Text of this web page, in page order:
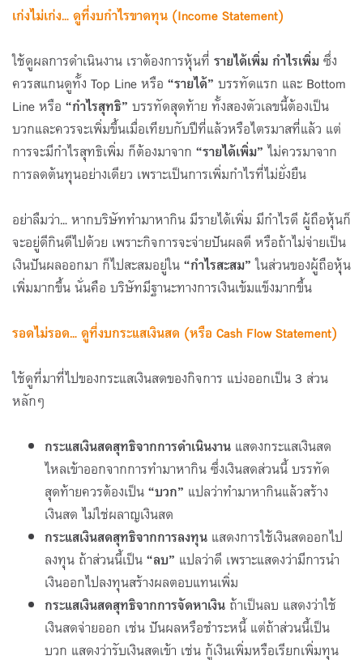
เก่งไม่เก่ง... ดูที่งบกำไรขาดทุน (Income Statement)
ใช้ดูผลการดำเนินงาน เราต้องการหุ้นที่ รายได้เพิ่ม กำไรเพิ่มซึ่ง
ควรสแกนดูทั้ง Top Line หรือ “รายได้” บรรทัดแรก และ Bottom
Line หรือ “กำไรสุทธิ” บรรทัดสุดท้าย ทั้งสองตัวเลขนี้ต้องเป็น
บวกและควรจะเพิ่มขึ้นเมื่อเทียบกับปีที่แล้วหรือไตรมาสที่แล้ว แต่
การจะมีกำไรสุทธิเพิ่ม ก็ต้องมาจาก “รายได้เพิ่ม”ไม่ควรมาจาก
การลดต้นทุนอย่างเดียว เพราะเป็นการเพิ่มกำไรที่ไม่ยั่งยืน
อย่าลืมว่า... หากบริษัททำมาหากิน มีรายได้เพิ่ม มีกำไรดี ผู้ถือหุ้นก็
จะอยู่ดีกินดีไปด้วย เพราะกิจการจะจ่ายปันผลดี หรือถ้าไม่จ่ายเป็น
เงินปันผลออกมา ก็ไปสะสมอยู่ใน“กำไรสะสม”ในส่วนของผู้ถือหุ้น
เพิ่มมากขึ้น นั่นคือ บริษัทมีฐานะทางการเงินเข้มแข็งมากขึ้น
รอดไม่รอด... ดูที่งบกระแสเงินสด (หรือ Cash Flow Statement)
ใช้ดูที่มาที่ไปของกระแสเงินสดของกิจการ แบ่งออกเป็น 3 ส่วน
หลักๆ
กระแสเงินสดสุทธิจากการดำเนินงาน แสดงกระแสเงินสด
ไหลเข้าออกจากการทำมาหากิน ซึ่งเงินสดส่วนนี้ บรรทัด
สุดท้ายควรต้องเป็น“บวก” แปลว่าทำมาหากินแล้วสร้าง
เงินสด ไม่ใช่ผลาญเงินสด
กระแสเงินสดสุทธิจากการลงทุน แสดงการใช้เงินสดออกไป
ลงทุน ถ้าส่วนนี้เป็น“ลบ” แปลว่าดี เพราะแสดงว่ามีการนำ
เงินออกไปลงทุนสร้างผลตอบแทนเพิ่ม
กระแสเงินสดสุทธิจากการจัดหาเงิน ถ้าเป็นลบ แสดงว่าใช้
เงินสดจ่ายออก เช่น ปันผลหรือชำระหนี้ แต่ถ้าส่วนนี้เป็น
บวก แสดงว่ารับเงินสดเข้า เช่น กู้เงินเพิ่มหรือเรียกเพิ่มทุน